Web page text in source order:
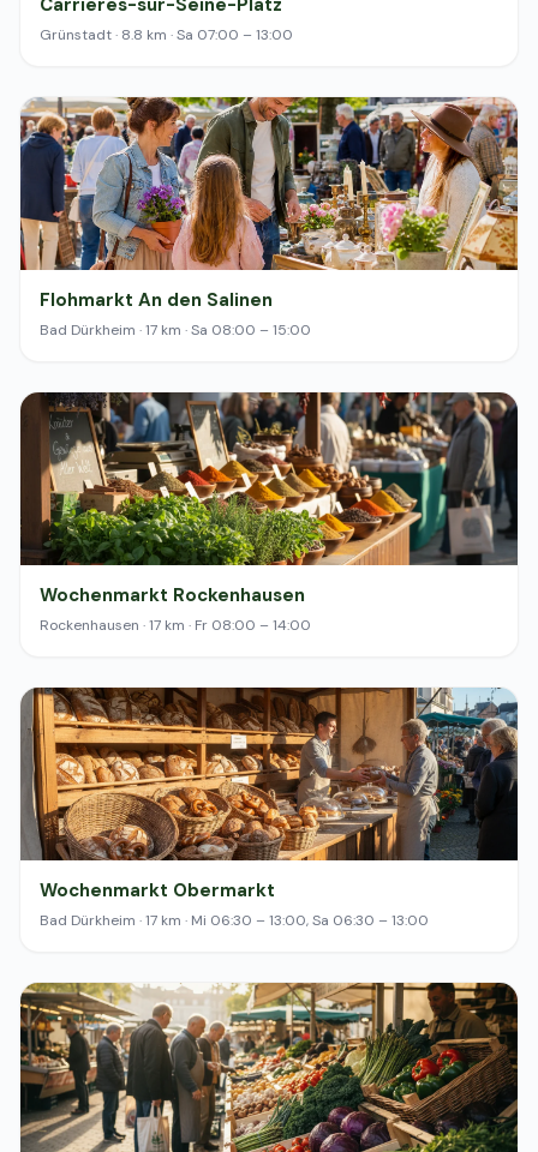
Carrieres-sur-Seine-Platz
Grünstadt · 8.8 km · Sa 07:00 – 13:00
Flohmarkt An den Salinen
Bad Dürkheim · 17 km · Sa 08:00 – 15:00
Wochenmarkt Rockenhausen
Rockenhausen · 17 km · Fr 08:00 – 14:00
Wochenmarkt Obermarkt
Bad Dürkheim · 17 km · Mi 06:30 – 13:00, Sa 06:30 – 13:00